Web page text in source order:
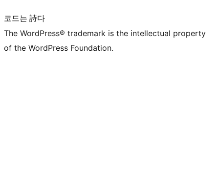
코드는 詩다
The WordPress® trademark is the intellectual property
of the WordPress Foundation.